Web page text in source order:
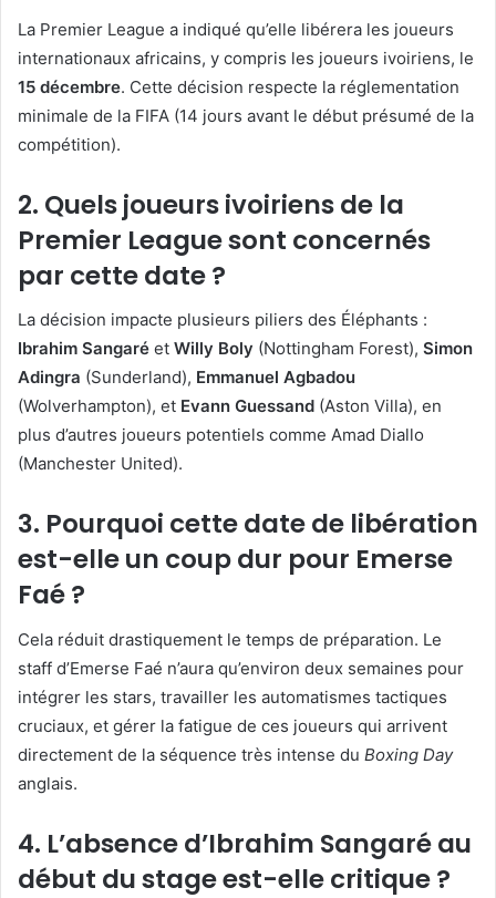
La Premier League a indiqué qu’elle libérera les joueurs
internationaux africains, y compris les joueurs ivoiriens, le
15 décembre. Cette décision respecte la réglementation
minimale de la FIFA (14 jours avant le début présumé de la
compétition).
2. Quels joueurs ivoiriens de la
Premier League sont concernés
par cette date ?
La décision impacte plusieurs piliers des Éléphants :
Ibrahim Sangaré et Willy Boly (Nottingham Forest), Simon
Adingra (Sunderland), Emmanuel Agbadou
(Wolverhampton), et Evann Guessand (Aston Villa), en
plus d’autres joueurs potentiels comme Amad Diallo
(Manchester United).
3. Pourquoi cette date de libération
est-elle un coup dur pour Emerse
Faé ?
Cela réduit drastiquement le temps de préparation. Le
staff d’Emerse Faé n’aura qu’environ deux semaines pour
intégrer les stars, travailler les automatismes tactiques
cruciaux, et gérer la fatigue de ces joueurs qui arrivent
directement de la séquence très intense du Boxing Day
anglais.
4. L’absence d’Ibrahim Sangaré au
début du stage est-elle critique ?